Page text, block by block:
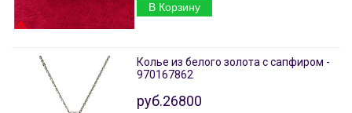
В Корзину
Колье из белого золота с сапфиром -
970167862
руб.26800